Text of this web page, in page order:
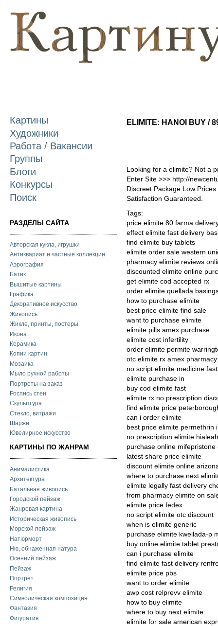
Картины
Художники
Работа / Вакансии
Группы
Блоги
Конкурсы
Поиск
РАЗДЕЛЫ САЙТА
Авторская кукла, игрушки
Антиквариат и частные коллекции
Аэрография
Батик
Вышитые картины
Графика
Декоративное искусство
Живопись
Жикле, принты, постеры
Икона
Керамика
Копии картин
Мозаика
Мыло ручной работы
Портреты на заказ
Роспись стен
Скульптура
Стекло, витражи
Шаржи
Ювелирное искусство
КАРТИНЫ ПО ЖАНРАМ
Анималистика
Архитектура
Батальная живопись
Городской пейзаж
Жанровая картина
Историческая живопись
Морской пейзаж
Натюрморт
Ню, обнаженная натура
Осенний пейзаж
Пейзаж
Портрет
Религия
Символическая композиция
Фантазия
Фигуратив
ELIMITE: HANOI BUY /
Looking for a elimite? Not a
Enter Site >>> http://
Discreet Package Low
Satisfaction Guaranteed.
Tags:
price elimite 80 farma
effect elimite fast delivery
find elimite buy tablets
elimite order sale western
pharmacy elimite reviews
discounted elimite online
get elimite cod accepted rx
order elimite quellada
how to purchase elimite
best price elimite find sale
want to purchase elimite
elimite pills amex purchase
elimite cost infertility
order elimite permite
otc elimite rx amex pharmacy
no script elimite medicine fast
elimite purchase in
buy cod elimite fast
elimite rx no prescription
find elimite price
can i order elimite
best price elimite permethrin
no prescription elimite hialeah
purchase online mifepristone
latest share price elimite
discount elimite online
where to purchase next
elimite legally fast delivery
from pharmacy elimite on
elimite price fedex
no script elimite otc discount
when is elimite generic
purchase elimite kwellada-p
buy online elimite tablet
can i purchase elimite
find elimite fast delivery
elimite price pbs
want to order elimite
awp cost relprevv elimite
how to buy elimite
where to buy next elimite
elimite for sale american